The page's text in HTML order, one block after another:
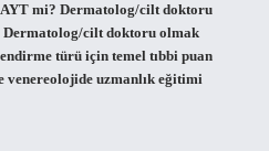
mi? Dermatolog/cilt doktoru
cilt doktoru olmak
türü için temel tıbbi puan
venereolojide uzmanlık eğitimi